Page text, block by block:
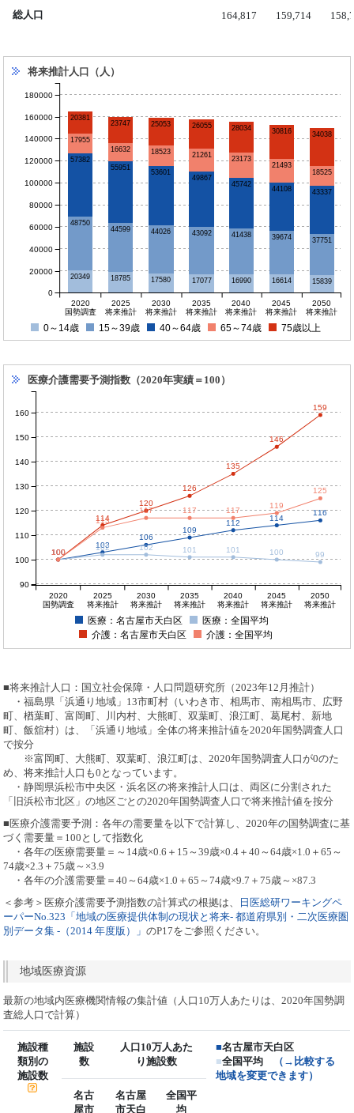
総人口 164,817 159,714
将来推計人口（人）
20349 18785 17580 17077 16990 16614 15839
48750
44599 44026 43092 41438 39674 37751
57382
55951
53601
49867
45742
44108 43337
17955
16632
18523 21261
23173
21493
18525
20381
23747 25053 26055 28034 30816 34038
2020
国勢調査
2025
将来推計
2030
将来推計
2035
将来推計
2040
将来推計
2045
将来推計
2050
将来推計
0
20000
40000
60000
80000
100000
120000
140000
160000
180000
0～14歳 15～39歳 40～64歳 65～74歳 75歳以上
医療介護需要予測指数（2020年実績＝100）
100
103
106
109
112
114
116
100
102 102 101 101 100 99
100
114
120
126
135
146
159
100
113
117 117 117
119
125
2020
国勢調査
2025
将来推計
2030
将来推計
2035
将来推計
2040
将来推計
2045
将来推計
2050
将来推計
100
110
120
130
140
150
160
90
医療：名古屋市天白区
医療：全国平均
介護：名古屋市天白区
介護：全国平均
■将来推計人口：国立社会保障・人口問題研究所（2023年12月推計）
・福島県「浜通り地域」13市町村（いわき市、相馬市、南相馬市、広野
町、楢葉町、富岡町、川内村、大熊町、双葉町、浪江町、葛尾村、新地
町、飯舘村）は、「浜通り地域」全体の将来推計値を2020年国勢調査人口
で按分
※富岡町、大熊町、双葉町、浪江町は、2020年国勢調査人口が0のた
め、将来推計人口も0となっています。
・静岡県浜松市中央区・浜名区の将来推計人口は、両区に分割された
「旧浜松市北区」の地区ごとの2020年国勢調査人口で将来推計値を按分
■医療介護需要予測：各年の需要量を以下で計算し、2020年の国勢調査に基
づく需要量＝100として指数化
・各年の医療需要量＝～14歳×0.6＋15～39歳×0.4＋40～64歳×1.0＋65～
74歳×2.3＋75歳～×3.9
・各年の介護需要量＝40～64歳×1.0＋65～74歳×9.7＋75歳～×87.3
＜参考＞医療介護需要予測指数の計算式の根拠は、
日医総研ワーキングペ
ーパーNo.323「地域の医療提供体制の現状と将来- 都道府県別・二次医療圏
別データ集 -（2014 年度版）」のP17をご参照ください。
地域医療資源
最新の地域内医療機関情報の集計値（人口10万人あたりは、2020年国勢調
査総人口で計算）
施設種
類別の
施設数
施設
数
人口10万人あた
り施設数
■名古屋市天白区
■全国平均
（→比較する
地域を変更できます）
名古
屋市
名古屋
市天白
全国平
均